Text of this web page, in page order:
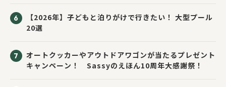
【2026年】子どもと泊りがけで行きたい！ 大型プール
20選
オートクッカーやアウトドアワゴンが当たるプレゼント
キャンペーン！ Sassyのえほん10周年大感謝祭！